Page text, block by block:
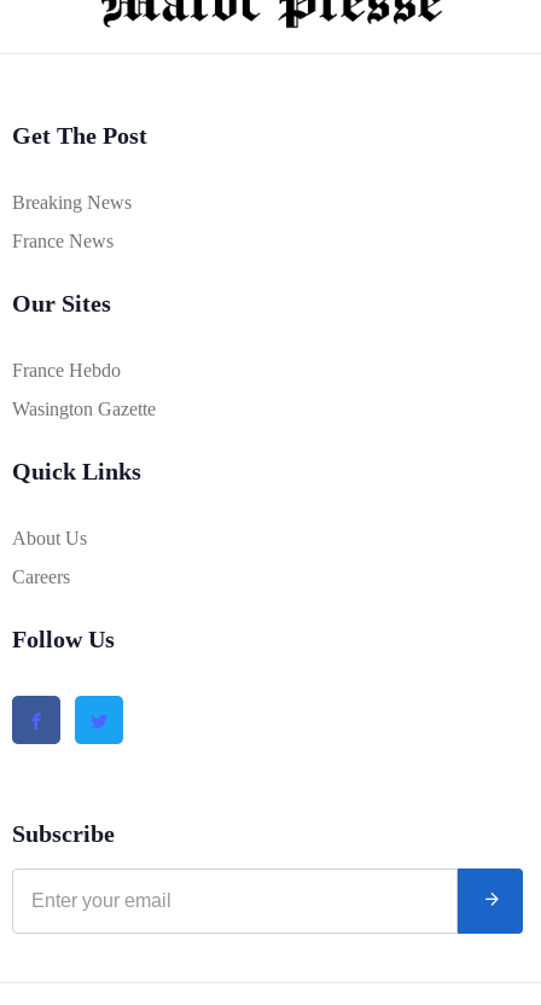
Get The Post
Breaking News
France News
Our Sites
France Hebdo
Wasington Gazette
Quick Links
About Us
Careers
Follow Us
Subscribe